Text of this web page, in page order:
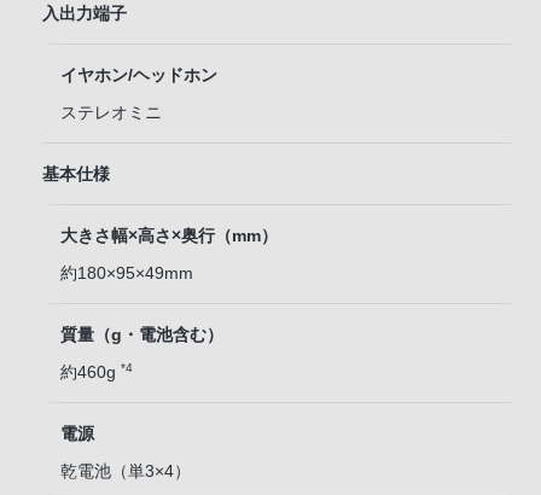
入出力端子
イヤホン/ヘッドホン
ステレオミニ
基本仕様
大きさ幅×高さ×奥行（mm）
約180×95×49mm
質量（g・電池含む）
約460g *4
電源
乾電池（単3×4）